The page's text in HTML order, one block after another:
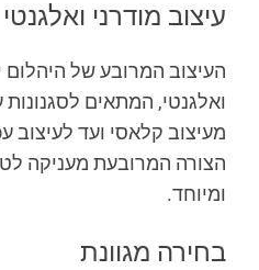
עיצוב מודרני ואלגנטי
העיצוב המרובע של היהלום
ואלגנטי, המתאים
מעיצוב קלאסי ועד לעיצוב
הצורה המרובעת מעניקה
ומיוחד.
בחירה מגוונת